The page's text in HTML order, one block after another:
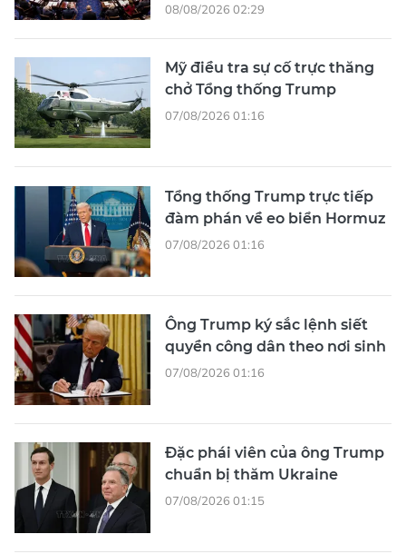
08/08/2026 02:29
Mỹ điều tra sự cố trực thăng
chở Tổng thống Trump
07/08/2026 01:16
Tổng thống Trump trực tiếp
đàm phán về eo biển Hormuz
07/08/2026 01:16
Ông Trump ký sắc lệnh siết
quyền công dân theo nơi sinh
07/08/2026 01:16
Đặc phái viên của ông Trump
chuẩn bị thăm Ukraine
07/08/2026 01:15